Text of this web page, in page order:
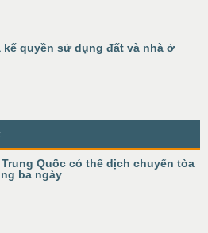
kế quyền sử dụng đất và nhà ở
Quốc có thể dịch chuyển tòa
ba ngày